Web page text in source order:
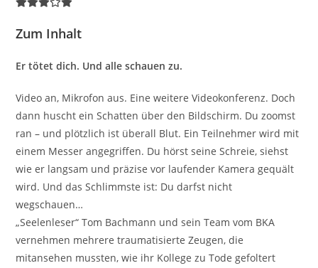
Zum Inhalt
Er tötet dich. Und alle schauen zu.
Video an, Mikrofon aus. Eine weitere Videokonferenz. Doch
dann huscht ein Schatten über den Bildschirm. Du zoomst
ran – und plötzlich ist überall Blut. Ein Teilnehmer wird mit
einem Messer angegriffen. Du hörst seine Schreie, siehst
wie er langsam und präzise vor laufender Kamera gequält
wird. Und das Schlimmste ist: Du darfst nicht
wegschauen…
„Seelenleser“ Tom Bachmann und sein Team vom BKA
vernehmen mehrere traumatisierte Zeugen, die
mitansehen mussten, wie ihr Kollege zu Tode gefoltert